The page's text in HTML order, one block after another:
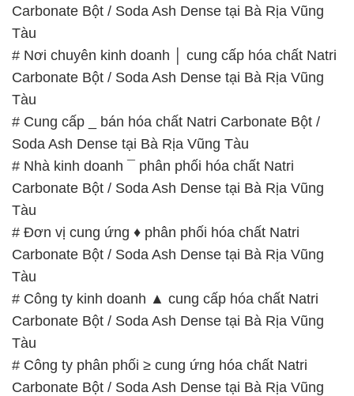
Carbonate Bột / Soda Ash Dense tại Bà Rịa Vũng
Tàu
# Nơi chuyên kinh doanh │ cung cấp hóa chất Natri
Carbonate Bột / Soda Ash Dense tại Bà Rịa Vũng
Tàu
# Cung cấp _ bán hóa chất Natri Carbonate Bột /
Soda Ash Dense tại Bà Rịa Vũng Tàu
# Nhà kinh doanh ¯ phân phối hóa chất Natri
Carbonate Bột / Soda Ash Dense tại Bà Rịa Vũng
Tàu
# Đơn vị cung ứng ♦ phân phối hóa chất Natri
Carbonate Bột / Soda Ash Dense tại Bà Rịa Vũng
Tàu
# Công ty kinh doanh ▲ cung cấp hóa chất Natri
Carbonate Bột / Soda Ash Dense tại Bà Rịa Vũng
Tàu
# Công ty phân phối ≥ cung ứng hóa chất Natri
Carbonate Bột / Soda Ash Dense tại Bà Rịa Vũng